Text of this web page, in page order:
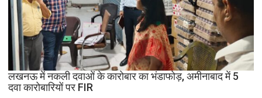
ही
कर
सकेंगे
PG,
उत्तराखंड
स्वास्थ्य
लखनऊ में नकली दवाओं के कारोबार का भंडाफोड़, अमीनाबाद में 5
दवा कारोबारियों पर FIR